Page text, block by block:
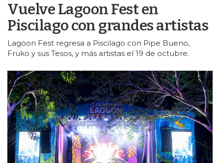
Vuelve Lagoon Fest en
Piscilago con grandes artistas
Lagoon Fest regresa a Piscilago con Pipe Bueno,
Fruko y sus Tesos, y más artistas el 19 de octubre.